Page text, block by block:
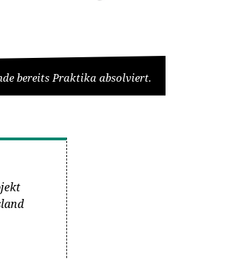
bereits Praktika absolviert.